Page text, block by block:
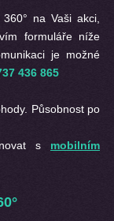
na Vaši akci,
formuláře níže
je možné
436 865
Působnost po
s mobilním